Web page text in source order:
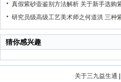
真假紫砂壶鉴别方法解析 关于新手选购
研究员级高级工艺美术师之何道洪 三种
猜你感兴趣
关于三九益生通